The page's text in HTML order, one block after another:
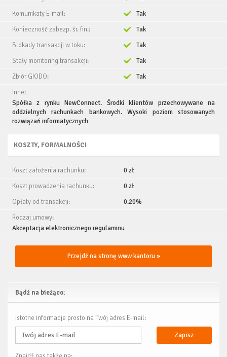
Komunikaty E-mail:
Tak
Konieczność zabezp. śr. fin.:
Tak
Blokady transakcji w toku:
Tak
Stały monitoring transakcji:
Tak
Zbiór GIODO:
Tak
Inne:
Spółka z rynku NewConnect. Środki klientów przechowywane na
oddzielnych rachunkach bankowych. Wysoki poziom stosowanych
rozwiązań informatycznych
KOSZTY, FORMALNOŚCI
Koszt założenia rachunku:
0 zł
Koszt prowadzenia rachunku:
0 zł
Opłaty od transakcji:
0.20%
Rodzaj umowy:
Akceptacja elektronicznego regulaminu
Przejdź na stronę www kantoru »
Bądź na bieżąco:
Istotne informacje prosto na Twój adres E-mail:
Zapisz